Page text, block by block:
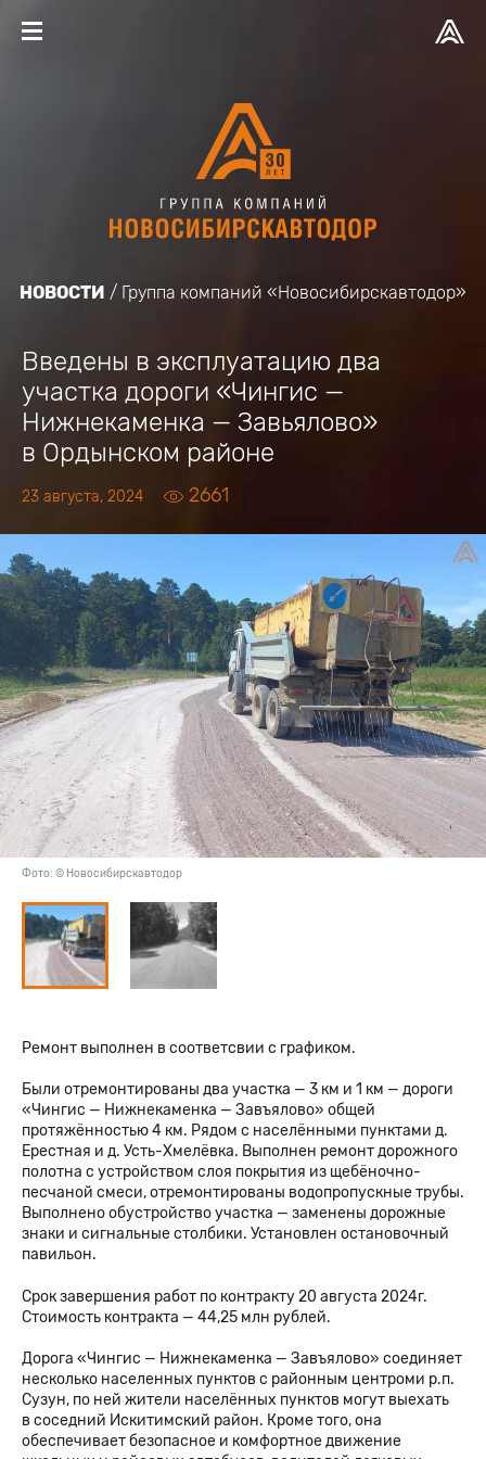
НОВОСТИ Группа компаний «Новосибирскавтодор»
Введены в эксплуатацию два
участка дороги «Чингис —
Нижнекаменка — Завьялово»
в Ордынском районе
23 августа, 2024 2661
Фото: © Новосибирскавтодор
Ремонт выполнен в соответсвии с графиком.
Были отремонтированы два участка — 3 км и 1 км — дороги
«Чингис — Нижнекаменка — Завъялово» общей
протяжённостью 4 км. Рядом с населёнными пунктами д.
Ерестная и д. Усть-Хмелёвка. Выполнен ремонт дорожного
полотна с устройством слоя покрытия из щебёночно-
песчаной смеси, отремонтированы водопропускные трубы.
Выполнено обустройство участка — заменены дорожные
знаки и сигнальные столбики. Установлен остановочный
павильон.
Срок завершения работ по контракту 20 августа 2024г.
Стоимость контракта — 44,25 млн рублей.
Дорога «Чингис — Нижнекаменка — Завъялово» соединяет
несколько населенных пунктов с районным центроми р.п.
Сузун, по ней жители населённых пунктов могут выехать
в соседний Искитимский район. Кроме того, она
обеспечивает безопасное и комфортное движение